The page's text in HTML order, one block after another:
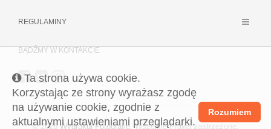
REGULAMINY
BĄDŹMY W KONTAKCIE
© 2026 Wydrukuj Fotografie . Wszelkie Prawa zastrzeżone.
Ta strona używa cookie.
Korzystając ze strony wyrażasz zgodę
na używanie cookie, zgodnie z
aktualnymi ustawieniami przeglądarki.
Rozumiem